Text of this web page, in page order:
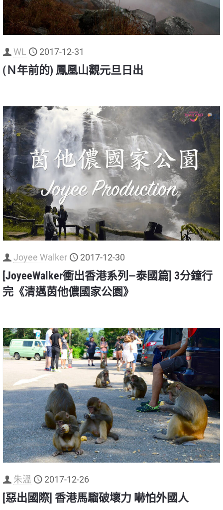
WL 2017-12-31
(Ｎ年前的) 鳳凰山觀元旦日出
Joyee Walker 2017-12-30
[JoyeeWalker衝出香港系列—泰國篇] 3分鐘行
完《清邁茵他儂國家公園》
朱溫 2017-12-26
[惡出國際] 香港馬騮破壞力 嚇怕外國人